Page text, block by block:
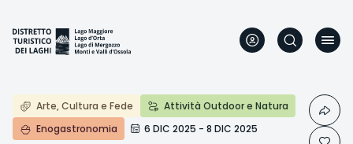
Inhalt
Arte, Cultura e Fede
Attività Outdoor e Natura
Enogastronomia
6 DIC 2025 - 8 DIC 2025